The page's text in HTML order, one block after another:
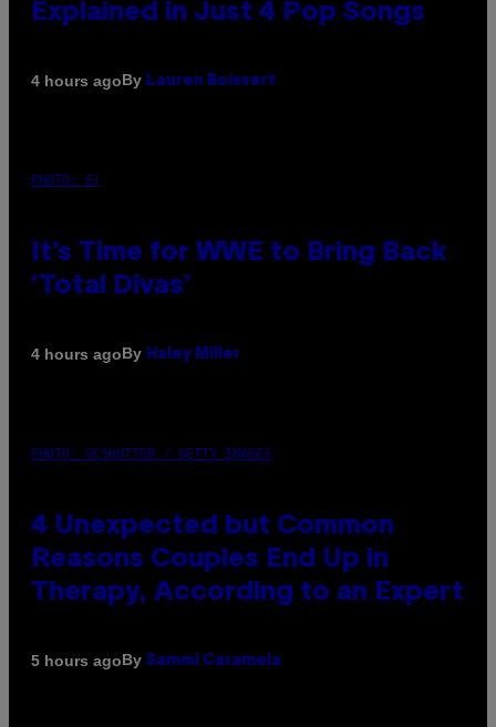
Explained in Just 4 Pop Songs
4 hours agoBy Lauren Boisvert
PHOTO: E!
It’s Time for WWE to Bring Back
‘Total Divas’
4 hours agoBy Haley Miller
PHOTO: GCSHUTTER / GETTY IMAGES
4 Unexpected but Common
Reasons Couples End Up in
Therapy, According to an Expert
5 hours agoBy Sammi Caramela